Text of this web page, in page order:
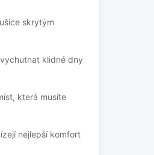
skrytým
klidné dny
která musíte
nejlepší komfort